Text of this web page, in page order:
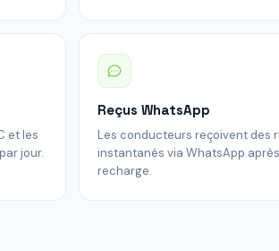
et les
jour.
Reçus WhatsApp
Les conducteurs reçoivent des
instantanés via WhatsApp
recharge.